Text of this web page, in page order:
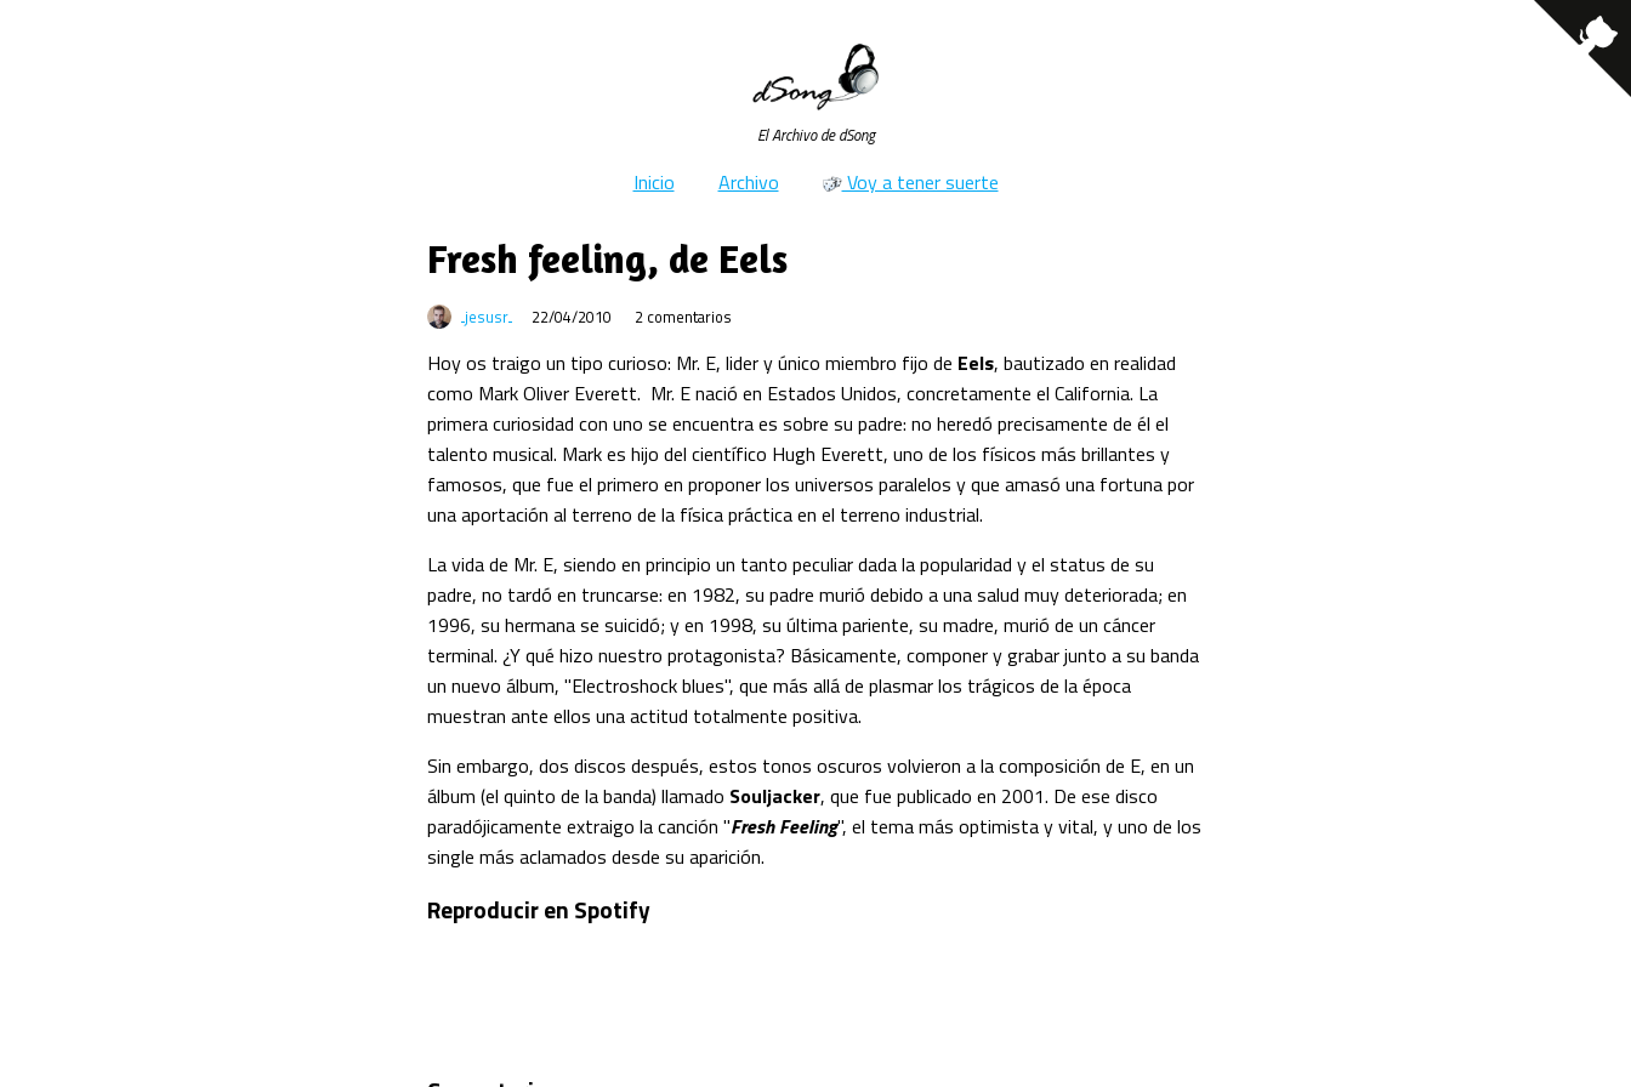
El Archivo de dSong
Inicio Archivo Voy a tener suerte
Fresh feeling, de Eels
jesusr 22/04/2010 2 comentarios
Hoy os traigo un tipo curioso: Mr. E, lider y único miembro fijo de Eels, bautizado en realidad
como Mark Oliver Everett. Mr. E nació en Estados Unidos, concretamente el California. La
primera curiosidad con uno se encuentra es sobre su padre: no heredó precisamente de él el
talento musical. Mark es hijo del científico Hugh Everett, uno de los físicos más brillantes y
famosos, que fue el primero en proponer los universos paralelos y que amasó una fortuna por
una aportación al terreno de la física práctica en el terreno industrial.
La vida de Mr. E, siendo en principio un tanto peculiar dada la popularidad y el status de su
padre, no tardó en truncarse: en 1982, su padre murió debido a una salud muy deteriorada; en
1996, su hermana se suicidó; y en 1998, su última pariente, su madre, murió de un cáncer
terminal. ¿Y qué hizo nuestro protagonista? Básicamente, componer y grabar junto a su banda
un nuevo álbum, "Electroshock blues", que más allá de plasmar los trágicos de la época
muestran ante ellos una actitud totalmente positiva.
Sin embargo, dos discos después, estos tonos oscuros volvieron a la composición de E, en un
álbum (el quinto de la banda) llamado Souljacker, que fue publicado en 2001. De ese disco
paradójicamente extraigo la canción "Fresh Feeling", el tema más optimista y vital, y uno de los
single más aclamados desde su aparición.
Reproducir en Spotify